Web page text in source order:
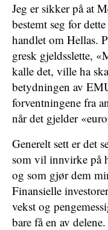
Jeg er sikker på at
bestemt seg for
handlet om Hellas.
gresk gjeldsslette,
kalle det, ville ha
betydningen av
forventningene fra
når det gjelder
Generelt sett er det
som vil innvirke på
og som gjør dem
Finansielle
vekst og
bare få en av delene.